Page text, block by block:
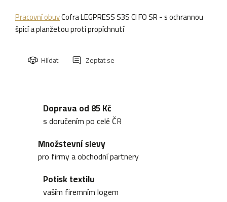
Pracovní obuvCofra LEGPRESS S3S CI FO SR - s ochrannou
špicí a planžetou proti propíchnutí
Zeptat se
Hlídat
Doprava od 85 Kč
s doručením po celé ČR
Množstevní slevy
pro firmy a obchodní partnery
Potisk textilu
vaším firemním logem